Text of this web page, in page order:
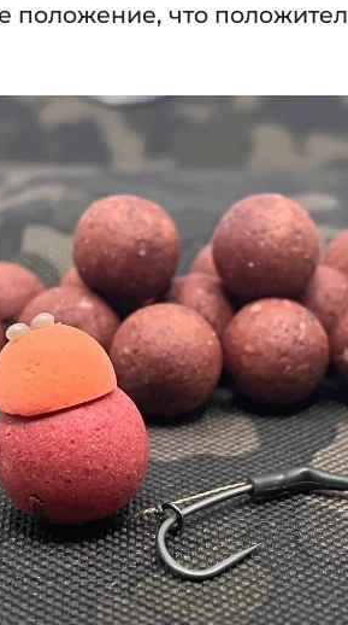
положение, что